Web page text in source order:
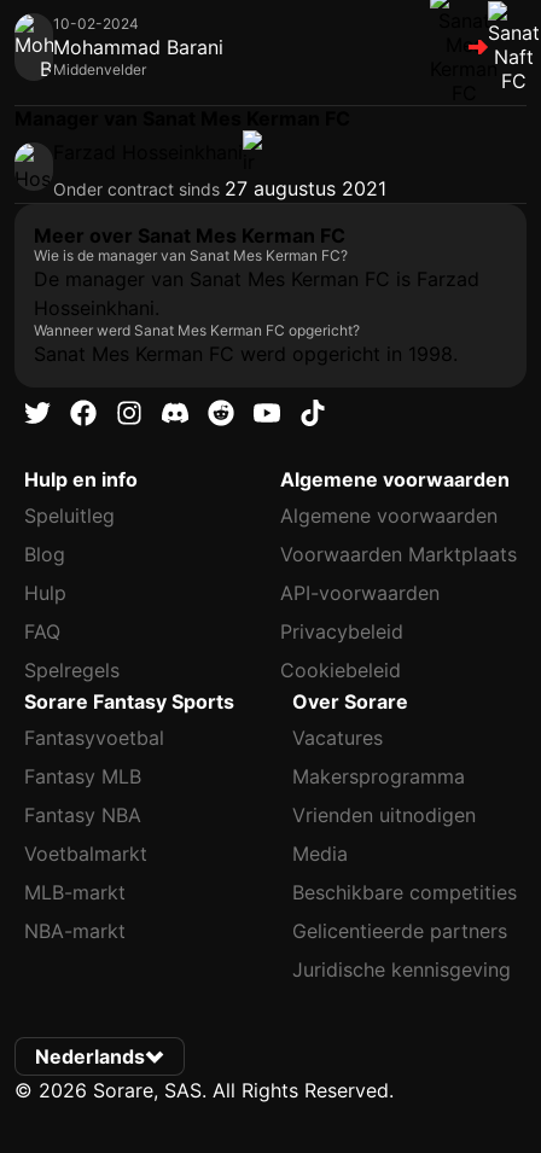
10-02-2024
Mohammad Barani
Middenvelder
Onder contract sinds 27 augustus 2021
Meer over Sanat Mes Kerman FC
Wie is de manager van Sanat Mes Kerman FC?
De manager van Sanat Mes Kerman FC is Farzad
Hosseinkhani.
Wanneer werd Sanat Mes Kerman FC opgericht?
Sanat Mes Kerman FC werd opgericht in 1998.
Hulp en info
Speluitleg
Blog
Hulp
FAQ
Spelregels
Algemene voorwaarden
Algemene voorwaarden
Voorwaarden Marktplaats
API-voorwaarden
Privacybeleid
Cookiebeleid
Sorare Fantasy Sports
Fantasyvoetbal
Fantasy MLB
Fantasy NBA
Voetbalmarkt
MLB-markt
NBA-markt
Over Sorare
Vacatures
Makersprogramma
Vrienden uitnodigen
Media
Beschikbare competities
Gelicentieerde partners
Juridische kennisgeving
Nederlands
© 2026 Sorare, SAS. All Rights Reserved.